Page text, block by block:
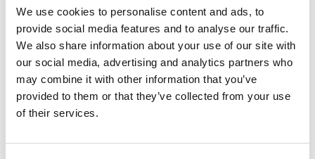
We use cookies to personalise content and ads, to
provide social media features and to analyse our traffic.
We also share information about your use of our site with
our social media, advertising and analytics partners who
may combine it with other information that you’ve
provided to them or that they’ve collected from your use
of their services.
Mango